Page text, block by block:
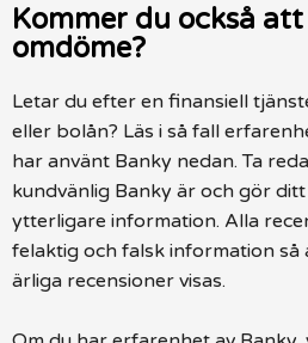
Kommer du också
omdöme?
Letar du efter en finansiell
eller bolån? Läs i så fall
har använt Banky nedan. Ta
kundvänlig Banky är och gör
ytterligare information. Alla
felaktig och falsk information så
ärliga recensioner visas.